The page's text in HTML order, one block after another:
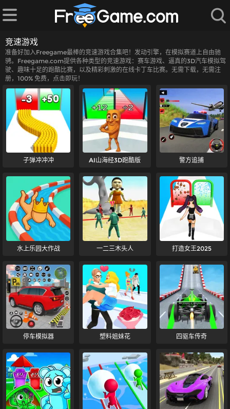
竞速游戏
准备好加入Freegame最棒的竞速游戏合集吧！发动引擎，在模拟赛道上自由驰
骋。Freegame.com提供各种类型的竞速游戏：赛车游戏、逼真的3D汽车模拟驾
驶、趣味十足的跑酷比赛，以及精彩刺激的在线卡丁车比赛。无需下载，无需注
册，100% 免费，点击即玩！
子弹冲冲冲 AI山海经3D跑酷版 警方追捕
水上乐园大作战 一二三木头人 打造女王2025
停车模拟器 塑料姐妹花 四驱车传奇